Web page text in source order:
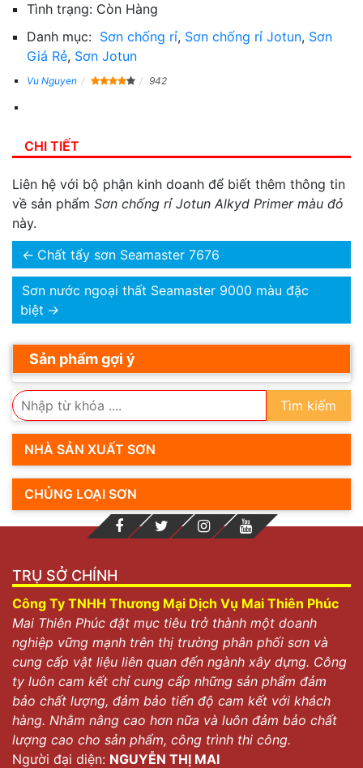
Tình trạng: Còn Hàng
Danh mục: Sơn chống rỉ, Sơn chống rỉ Jotun, Sơn
Giá Rẻ, Sơn Jotun
Vu Nguyen 942
CHI TIẾT
Liên hệ với bộ phận kinh doanh để biết thêm thông tin
về sản phẩm Sơn chống rỉ Jotun Alkyd Primer màu đỏ
này.
← Chất tẩy sơn Seamaster 7676
Sơn nước ngoại thất Seamaster 9000 màu đặc
biệt →
Sản phẩm gợi ý
Tìm kiếm
NHÀ SẢN XUẤT SƠN
CHỦNG LOẠI SƠN
TRỤ SỞ CHÍNH
Công Ty TNHH Thương Mại Dịch Vụ Mai Thiên Phúc
Mai Thiên Phúc đặt mục tiêu trở thành một doanh
nghiệp vững mạnh trên thị trường phân phối sơn và
cung cấp vật liệu liên quan đến ngành xây dựng. Công
ty luôn cam kết chỉ cung cấp những sản phẩm đảm
bảo chất lượng, đảm bảo tiến độ cam kết với khách
hàng. Nhằm nâng cao hơn nữa và luôn đảm bảo chất
lượng cao cho sản phẩm, công trình thi công.
Người đại diện: NGUYỄN THỊ MAI